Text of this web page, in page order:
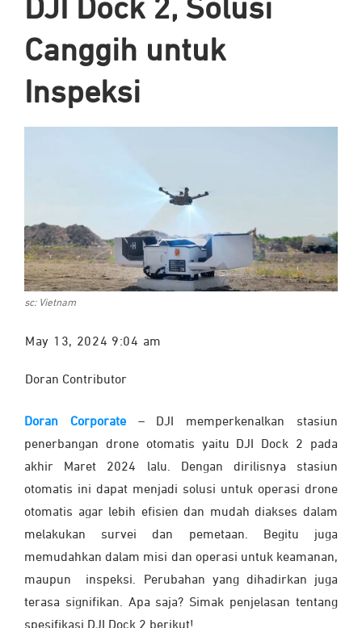
DJI Dock 2, Solusi
Canggih untuk
Inspeksi
sc: Vietnam
May 13, 2024 9:04 am
Doran Contributor
Doran Corporate– DJI memperkenalkan stasiun
penerbangan drone otomatis yaitu DJI Dock 2 pada
akhir Maret 2024 lalu. Dengan dirilisnya stasiun
otomatis ini dapat menjadi solusi untuk operasi drone
otomatis agar lebih efisien dan mudah diakses dalam
melakukan survei dan pemetaan. Begitu juga
memudahkan dalam misi dan operasi untuk keamanan,
maupun inspeksi. Perubahan yang dihadirkan juga
terasa signifikan. Apa saja? Simak penjelasan tentang
spesifikasi DJI Dock 2 berikut!